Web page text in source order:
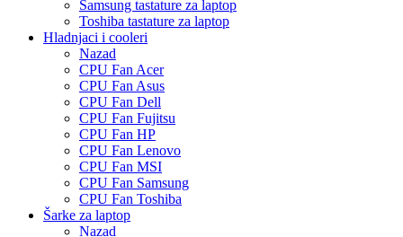
Samsung tastature za laptop
Toshiba tastature za laptop
Hladnjaci i cooleri
Nazad
CPU Fan Acer
CPU Fan Asus
CPU Fan Dell
CPU Fan Fujitsu
CPU Fan HP
CPU Fan Lenovo
CPU Fan MSI
CPU Fan Samsung
CPU Fan Toshiba
Šarke za laptop
Nazad